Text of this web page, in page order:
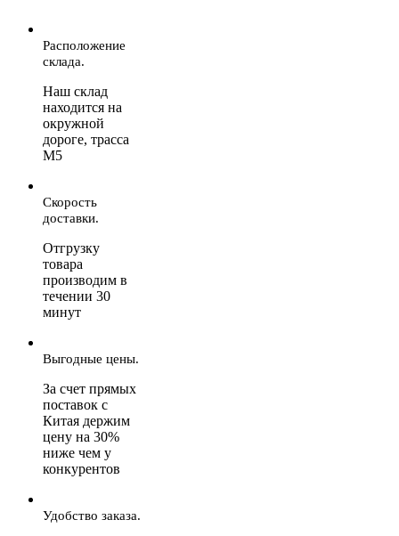
Расположение
склада.
Наш склад
находится на
окружной
дороге, трасса
М5
Скорость
доставки.
Отгрузку
товара
производим в
течении 30
минут
Выгодные цены.
За счет прямых
поставок с
Китая держим
цену на 30%
ниже чем у
конкурентов
Удобство заказа.